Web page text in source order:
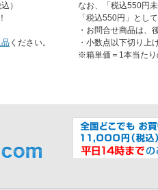
）
品 ください。
なお、「税込550円
「税込550円」とし
・お問合せ商品は、
・小数点以下切り上
※箱単価＝1本当たり